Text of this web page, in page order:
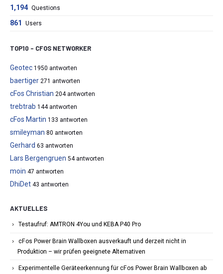
1,194 Questions
861 Users
TOP10 – CFOS NETWORKER
Geotec 1950 antworten
baertiger 271 antworten
cFos Christian 204 antworten
trebtrab 144 antworten
cFos Martin 133 antworten
smileyman 80 antworten
Gerhard 63 antworten
Lars Bergengruen 54 antworten
moin 47 antworten
DhiDet 43 antworten
AKTUELLES
Testaufruf: AMTRON 4You und KEBA P40 Pro
cFos Power Brain Wallboxen ausverkauft und derzeit nicht in
Produktion – wir prüfen geeignete Alternativen
Experimentelle Geräteerkennung für cFos Power Brain Wallboxen ab